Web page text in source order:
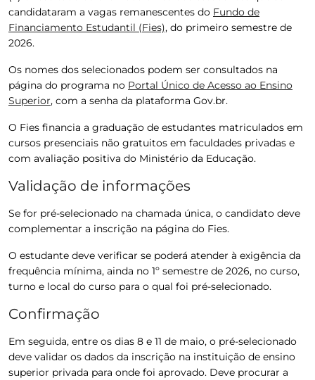
candidataram a vagas remanescentes do Fundo de
Financiamento Estudantil (Fies), do primeiro semestre de
2026.
Os nomes dos selecionados podem ser consultados na
página do programa no Portal Único de Acesso ao Ensino
Superior, com a senha da plataforma Gov.br.
O Fies financia a graduação de estudantes matriculados em
cursos presenciais não gratuitos em faculdades privadas e
com avaliação positiva do Ministério da Educação.
Validação de informações
Se for pré-selecionado na chamada única, o candidato deve
complementar a inscrição na página do Fies.
O estudante deve verificar se poderá atender à exigência da
frequência mínima, ainda no 1º semestre de 2026, no curso,
turno e local do curso para o qual foi pré-selecionado.
Confirmação
Em seguida, entre os dias 8 e 11 de maio, o pré-selecionado
deve validar os dados da inscrição na instituição de ensino
superior privada para onde foi aprovado. Deve procurar a